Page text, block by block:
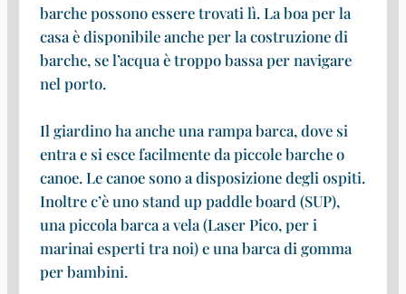
barche possono essere trovati lì. La boa per la
casa è disponibile anche per la costruzione di
barche, se l’acqua è troppo bassa per navigare
nel porto.
Il giardino ha anche una rampa barca, dove si
entra e si esce facilmente da piccole barche o
canoe. Le canoe sono a disposizione degli ospiti.
Inoltre c’è uno stand up paddle board (SUP),
una piccola barca a vela (Laser Pico, per i
marinai esperti tra noi) e una barca di gomma
per bambini.